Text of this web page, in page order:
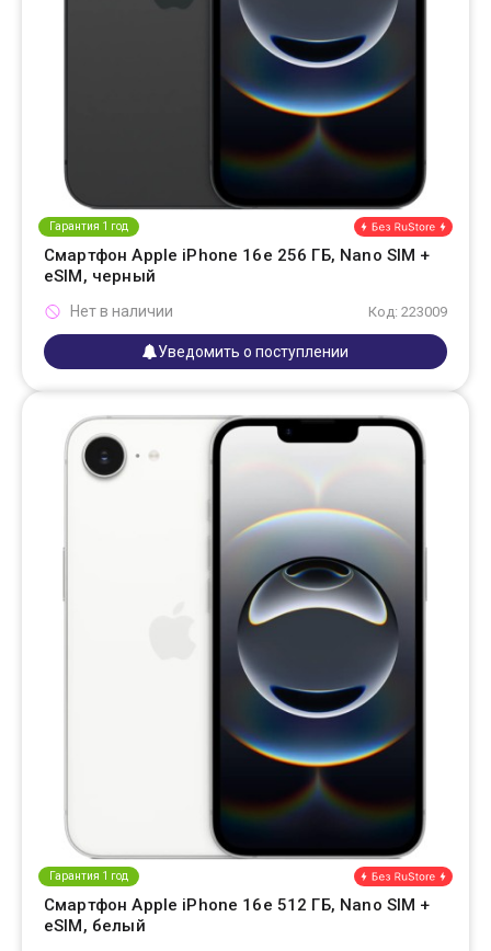
Гарантия 1 год
Смартфон Apple iPhone 16e 256 ГБ, Nano SIM +
eSIM, черный
Код: 223009
Нет в наличии
Уведомить о поступлении
Гарантия 1 год
Смартфон Apple iPhone 16e 512 ГБ, Nano SIM +
eSIM, белый